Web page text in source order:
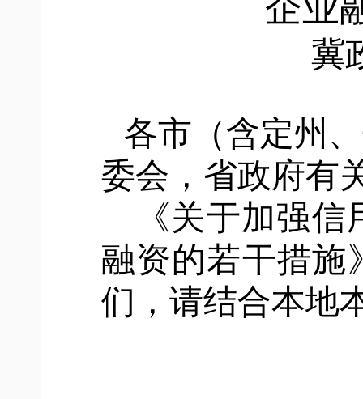
企业
冀
各市（含定州
委会，省政府有
《关于加强
融资的若干措施
们，请结合本地